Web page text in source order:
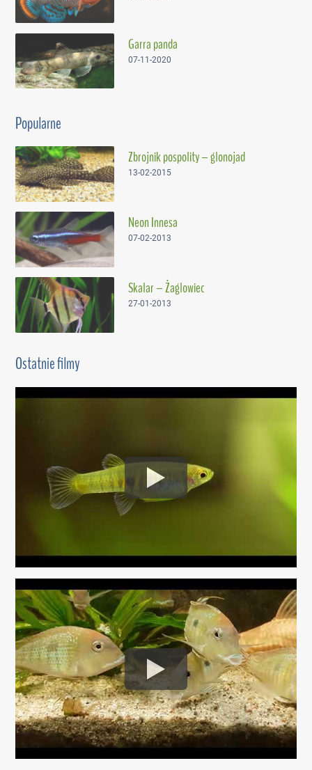
Garra panda
07-11-2020
Popularne
Zbrojnik pospolity – glonojad
13-02-2015
Neon Innesa
07-02-2013
Skalar – Żaglowiec
27-01-2013
Ostatnie filmy